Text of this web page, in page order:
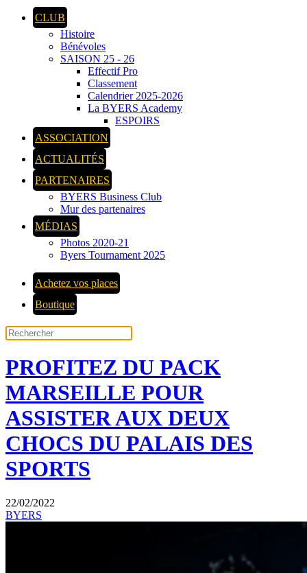
CLUB
Histoire
Bénévoles
SAISON 25 - 26
Effectif Pro
Classement
Calendrier 2025-2026
La BYERS Academy
ESPOIRS
ASSOCIATION
ACTUALITÉS
PARTENAIRES
BYERS Business Club
Mur des partenaires
MÉDIAS
Photos 2020-21
Byers Tournament 2025
Achetez vos places
Boutique
PROFITEZ DU PACK
MARSEILLE POUR
ASSISTER AUX DEUX
CHOCS DU PALAIS DES
SPORTS
22/02/2022
BYERS